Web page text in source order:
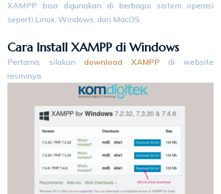
XAMPP bisa digunakan di berbagai sistem operasi
seperti Linux, Windows, dan MacOS.
Cara Install XAMPP di Windows
Pertama, silakan download XAMPP
di website
resminya.